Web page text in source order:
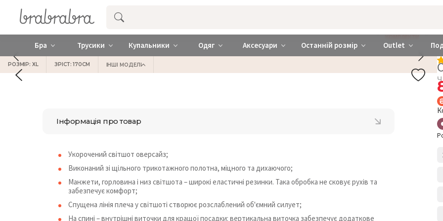
Купити нижню жіночу білизну ❤️ brabrabra ❤️ Київ та Україна
Бра Трусики Купальники Одяг Аксесуари Останній розмір Outlet
КОМПЛЕКТИ
РОЗМІР: XL ЗРІСТ: 170СМ ІНШІ МОДЕЛІ
Інформація про товар
Укорочений світшот оверсайз;
Виконаний зі щільного трикотажного полотна, міцного та дихаючого;
Манжети, горловина і низ світшота – широкі еластичні резинки. Така обробка не сковує рухів та
забезпечує комфорт;
Спущена лінія плеча у світшоті створює розслаблений об'ємний силует;
На спині – внутрішні виточки для кращої посадки: вертикальна виточка забезпечує додаткове